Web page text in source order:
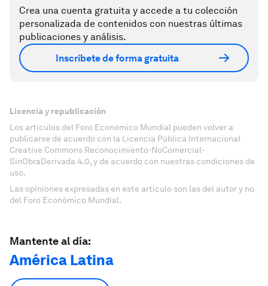
Crea una cuenta gratuita y accede a tu colección
personalizada de contenidos con nuestras últimas
publicaciones y análisis.
Inscríbete de forma gratuita
Licencia y republicación
Los artículos del Foro Económico Mundial pueden volver a
publicarse de acuerdo con la Licencia Pública Internacional
Creative Commons Reconocimiento-NoComercial-
SinObraDerivada 4.0, y de acuerdo con nuestras condiciones de
uso.
Las opiniones expresadas en este artículo son las del autor y no
del Foro Económico Mundial.
Mantente al día:
América Latina